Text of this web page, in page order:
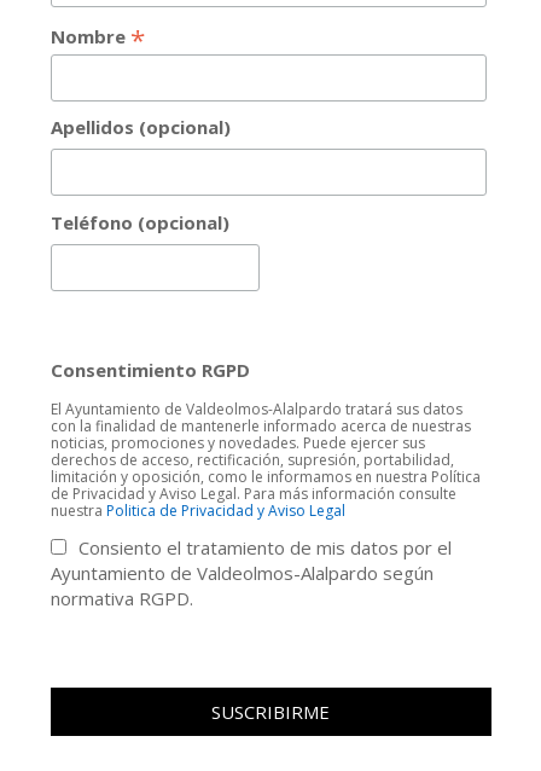
Nombre *
Apellidos (opcional)
Teléfono (opcional)
Consentimiento RGPD
El Ayuntamiento de Valdeolmos-Alalpardo tratará sus datos
con la finalidad de mantenerle informado acerca de nuestras
noticias, promociones y novedades. Puede ejercer sus
derechos de acceso, rectificación, supresión, portabilidad,
limitación y oposición, como le informamos en nuestra Política
de Privacidad y Aviso Legal. Para más información consulte
nuestra Politica de Privacidad y Aviso Legal
Consiento el tratamiento de mis datos por el
Ayuntamiento de Valdeolmos-Alalpardo según
normativa RGPD.